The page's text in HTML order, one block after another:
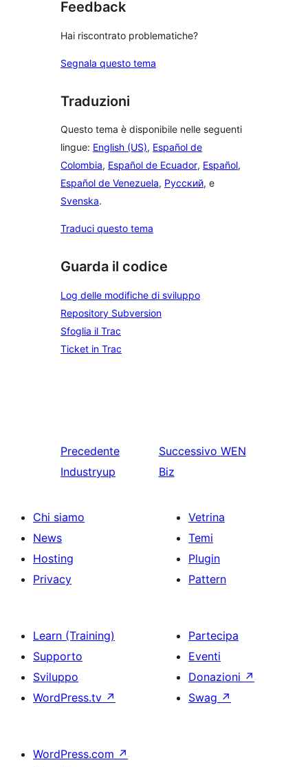
Feedback
Hai riscontrato problematiche?
Segnala questo tema
Traduzioni
Questo tema è disponibile nelle seguenti
lingue: English (US), Español de
Colombia, Español de Ecuador, Español,
Español de Venezuela, Русский, e
Svenska.
Traduci questo tema
Guarda il codice
Log delle modifiche di sviluppo
Repository Subversion
Sfoglia il Trac
Ticket in Trac
Precedente
Industryup
Successivo WEN
Biz
Chi siamo
News
Hosting
Privacy
Vetrina
Temi
Plugin
Pattern
Learn (Training)
Supporto
Sviluppo
WordPress.tv ↗
Partecipa
Eventi
Donazioni ↗
Swag ↗
WordPress.com ↗